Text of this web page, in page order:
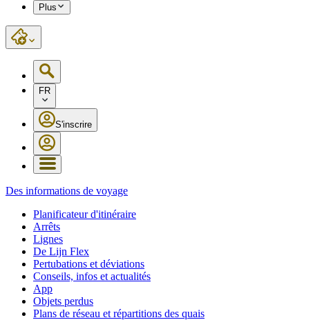
Plus
FR
S'inscrire
Des informations de voyage
Planificateur d'itinéraire
Arrêts
Lignes
De Lijn Flex
Pertubations et déviations
Conseils, infos et actualités
App
Objets perdus
Plans de réseau et répartitions des quais